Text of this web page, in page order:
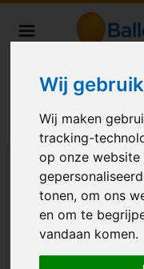
Wij
Wij maken
tracking-
op onze
tonen, om ons
en om te
vandaan komen.
Nederland